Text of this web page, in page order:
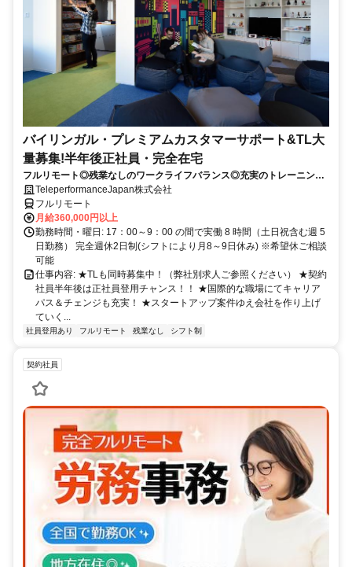
バイリンガル・プレミアムカスタマーサポート&TL大
量募集!半年後正社員・完全在宅
フルリモート◎残業なしのワークライフバランス◎充実のトレーニング
◎語学を活かして将来キャリア有望
TeleperformanceJapan株式会社
フルリモート
月給360,000円以上
勤務時間・曜日: 17：00～9：00 の間で実働 8 時間（土日祝含む週 5
日勤務） 完全週休2日制(シフトにより月8～9日休み) ※希望休ご相談
可能
仕事内容: ★TLも同時募集中！（弊社別求人ご参照ください） ★契約
社員半年後は正社員登用チャンス！！ ★国際的な職場にてキャリア
パス＆チェンジも充実！ ★スタートアップ案件ゆえ会社を作り上げ
ていく...
社員登用あり フルリモート 残業なし シフト制
契約社員